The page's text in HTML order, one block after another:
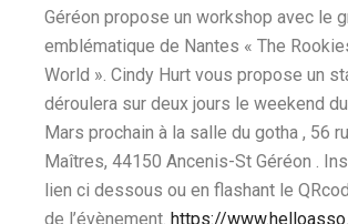
Géréon propose un workshop avec le
emblématique de Nantes « The
World ». Cindy Hurt vous propose un
déroulera sur deux jours le weekend
Mars prochain à la salle du gotha , 56
Maîtres, 44150 Ancenis-St Géréon .
lien ci dessous ou en flashant le
de l’évènement. https://